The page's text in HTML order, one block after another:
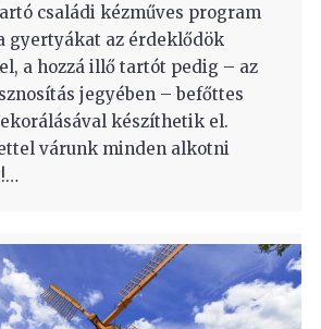
családi kézműves program
gyertyákat az érdeklődök
a hozzá illő tartót pedig – az
jegyében – befőttes
készíthetik el.
várunk minden alkotni